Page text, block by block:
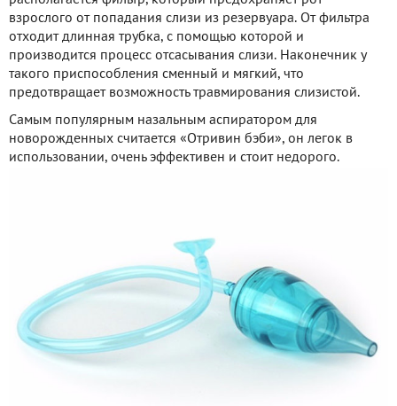
взрослого от попадания слизи из резервуара. От фильтра
отходит длинная трубка, с помощью которой и
производится процесс отсасывания слизи. Наконечник у
такого приспособления сменный и мягкий, что
предотвращает возможность травмирования слизистой.
Самым популярным назальным аспиратором для
новорожденных считается «Отривин бэби», он легок в
использовании, очень эффективен и стоит недорого.